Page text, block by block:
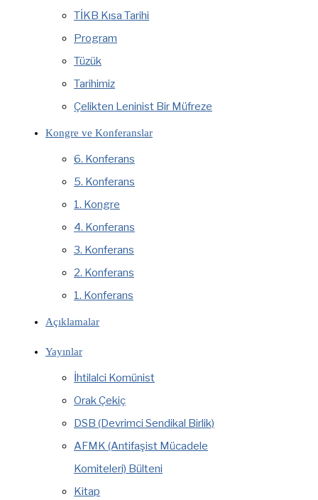
TİKB Kısa Tarihi
Program
Tüzük
Tarihimiz
Çelikten Leninist Bir Müfreze
Kongre ve Konferanslar
6. Konferans
5. Konferans
1. Kongre
4. Konferans
3. Konferans
2. Konferans
1. Konferans
Açıklamalar
Yayınlar
İhtilalci Komünist
Orak Çekiç
DSB (Devrimci Sendikal Birlik)
AFMK (Antifaşist Mücadele
Komiteleri) Bülteni
Kitap